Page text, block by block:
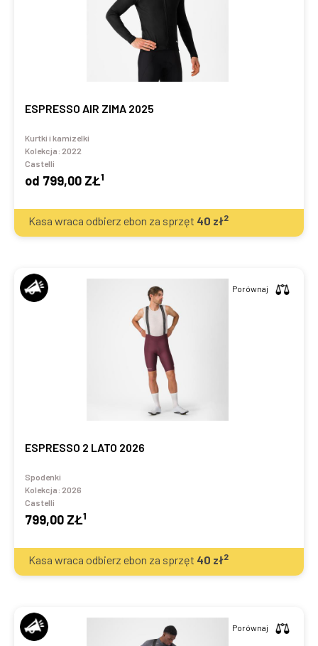
ESPRESSO AIR ZIMA 2025
Kurtki i kamizelki
Kolekcja: 2022
Castelli
od 799,00 ZŁ1
Kasa wraca odbierz ebon za sprzęt 40 zł2
ESPRESSO 2 LATO 2026
Spodenki
Kolekcja: 2026
Castelli
799,00 ZŁ1
Porównaj
Kasa wraca odbierz ebon za sprzęt 40 zł2
Porównaj